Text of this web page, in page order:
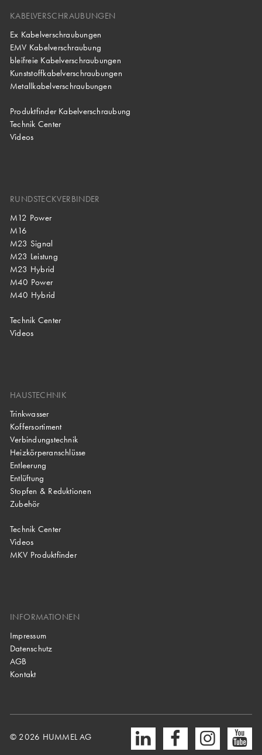
KABELVERSCHRAUBUNGEN
Ex Kabelverschraubungen
EMV Kabelverschraubung
bleifreie Kabelverschraubungen
Kunststoffkabelverschraubungen
Metallkabelverschraubungen
Produktfinder Kabelverschraubung
Technik Center
Videos
RUNDSTECKVERBINDER
M12 Power
M16
M23 Signal
M23 Leistung
M23 Hybrid
M40 Power
M40 Hybrid
Technik Center
Videos
HAUSTECHNIK
Trinkwasser
Koffersortiment
Verbindungstechnik
Heizkörperanschlüsse
Entleerung
Entlüftung
Stopfen & Reduktionen
Zubehör
Technik Center
Videos
MKV Produktfinder
INFORMATIONEN
Impressum
Datenschutz
AGB
Kontakt
© 2026 HUMMEL AG